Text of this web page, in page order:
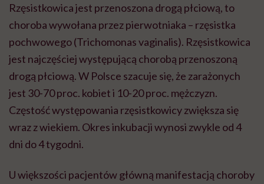
Rzęsistkowica jest przenoszona drogą płciową, to
choroba wywołana przez pierwotniaka – rzęsistka
pochwowego (Trichomonas vaginalis). Rzęsistkowica
jest najczęściej występującą chorobą przenoszoną
drogą płciową. W Polsce szacuje się, że zarażonych
jest 30-70 proc. kobiet i 10-20 proc. mężczyzn.
Częstość występowania rzęsistkowicy zwiększa się
wraz z wiekiem. Okres inkubacji wynosi zwykle od 4
dni do 4 tygodni.
U większości pacjentów główną manifestacją choroby